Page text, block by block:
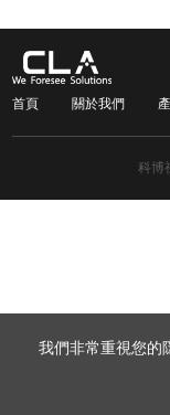
我們非常重視您的
首頁 關於我們
科博